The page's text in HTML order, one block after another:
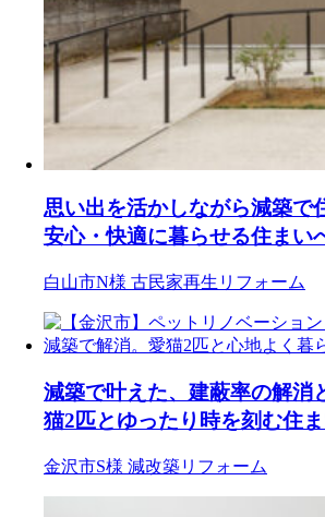
思い出を活かしながら減築で
安心・快適に暮らせる住まい
白山市N様 古民家再生リフォーム
減築で叶えた、建蔽率の解消
猫2匹とゆったり時を刻む住ま
金沢市S様 減改築リフォーム